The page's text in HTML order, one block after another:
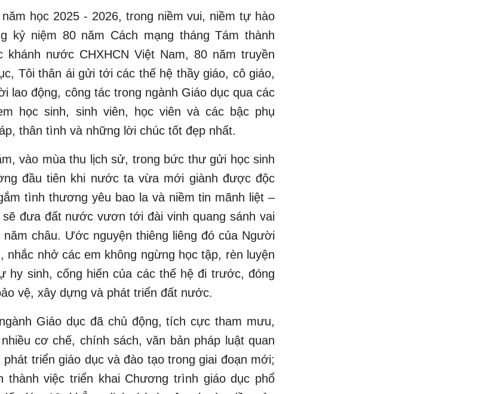
học 2025 - 2026, trong niềm vui, niềm tự hào
kỷ niệm 80 năm Cách mạng tháng Tám thành
khánh nước CHXHCN Việt Nam, 80 năm truyền
Tôi thân ái gửi tới các thế hệ thầy giáo, cô giáo,
lao động, công tác trong ngành Giáo dục qua các
học sinh, sinh viên, học viên và các bậc phụ
thân tình và những lời chúc tốt đẹp nhất.
vào mùa thu lịch sử, trong bức thư gửi học sinh
đầu tiên khi nước ta vừa mới giành được độc
tình thương yêu bao la và niềm tin mãnh liệt –
đưa đất nước vươn tới đài vinh quang sánh vai
châu. Ước nguyện thiêng liêng đó của Người
nhắc nhở các em không ngừng học tập, rèn luyện
hy sinh, cống hiến của các thế hệ đi trước, đóng
vệ, xây dựng và phát triển đất nước.
Giáo dục đã chủ động, tích cực tham mưu,
cơ chế, chính sách, văn bản pháp luật quan
triển giáo dục và đào tạo trong giai đoạn mới;
thành việc triển khai Chương trình giáo dục phổ